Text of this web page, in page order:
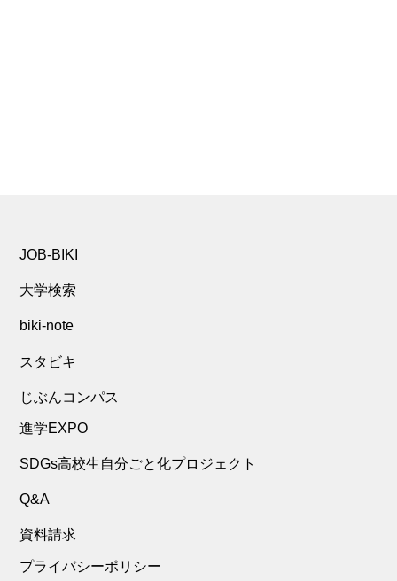
JOB-BIKI
大学検索
biki-note
スタビキ
じぶんコンパス
進学EXPO
SDGs高校生自分ごと化プロジェクト
Q&A
資料請求
プライバシーポリシー